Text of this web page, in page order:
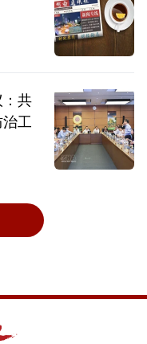
共
工